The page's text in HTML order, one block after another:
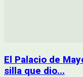
El Palacio de
silla que dio...